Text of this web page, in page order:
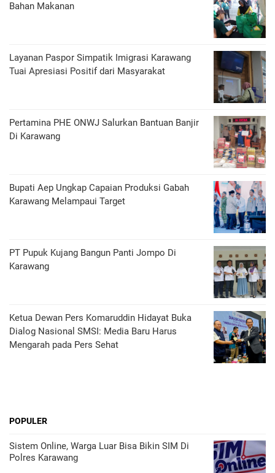
Bahan Makanan
Layanan Paspor Simpatik Imigrasi Karawang
Tuai Apresiasi Positif dari Masyarakat
Pertamina PHE ONWJ Salurkan Bantuan Banjir
Di Karawang
Bupati Aep Ungkap Capaian Produksi Gabah
Karawang Melampaui Target
PT Pupuk Kujang Bangun Panti Jompo Di
Karawang
Ketua Dewan Pers Komaruddin Hidayat Buka
Dialog Nasional SMSI: Media Baru Harus
Mengarah pada Pers Sehat
POPULER
Sistem Online, Warga Luar Bisa Bikin SIM Di
Polres Karawang